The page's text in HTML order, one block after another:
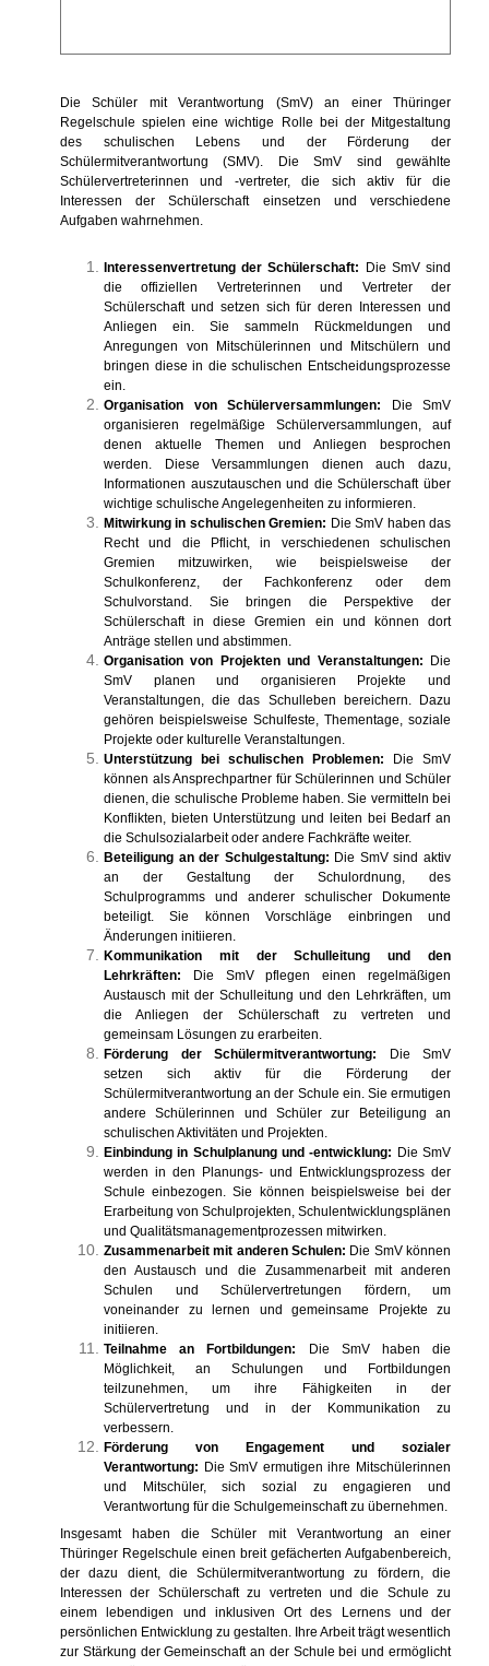
Die Schüler mit Verantwortung (SmV) an einer Thüringer
Regelschule spielen eine wichtige Rolle bei der Mitgestaltung
des schulischen Lebens und der Förderung der
Schülermitverantwortung (SMV). Die SmV sind gewählte
Schülervertreterinnen und -vertreter, die sich aktiv für die
Interessen der Schülerschaft einsetzen und verschiedene
Aufgaben wahrnehmen.
Interessenvertretung der Schülerschaft:
Die SmV sind
die offiziellen Vertreterinnen und Vertreter der
Schülerschaft und setzen sich für deren Interessen und
Anliegen ein. Sie sammeln Rückmeldungen und
Anregungen von Mitschülerinnen und Mitschülern und
bringen diese in die schulischen Entscheidungsprozesse
ein.
Organisation von Schülerversammlungen: Die SmV
organisieren regelmäßige Schülerversammlungen, auf
denen aktuelle Themen und Anliegen besprochen
werden. Diese Versammlungen dienen auch dazu,
Informationen auszutauschen und die Schülerschaft über
wichtige schulische Angelegenheiten zu informieren.
Mitwirkung in schulischen Gremien: Die SmV haben das
Recht und die Pflicht, in verschiedenen schulischen
Gremien mitzuwirken, wie beispielsweise der
Schulkonferenz, der Fachkonferenz oder dem
Schulvorstand. Sie bringen die Perspektive der
Schülerschaft in diese Gremien ein und können dort
Anträge stellen und abstimmen.
Organisation von Projekten und Veranstaltungen: Die
SmV planen und organisieren Projekte und
Veranstaltungen, die das Schulleben bereichern. Dazu
gehören beispielsweise Schulfeste, Thementage, soziale
Projekte oder kulturelle Veranstaltungen.
Unterstützung bei schulischen Problemen: Die SmV
können als Ansprechpartner für Schülerinnen und Schüler
dienen, die schulische Probleme haben. Sie vermitteln bei
Konflikten, bieten Unterstützung und leiten bei Bedarf an
die Schulsozialarbeit oder andere Fachkräfte weiter.
Beteiligung an der Schulgestaltung: Die SmV sind aktiv
an der Gestaltung der Schulordnung, des
Schulprogramms und anderer schulischer Dokumente
beteiligt. Sie können Vorschläge einbringen und
Änderungen initiieren.
Kommunikation mit der Schulleitung und den
Lehrkräften: Die SmV pflegen einen regelmäßigen
Austausch mit der Schulleitung und den Lehrkräften, um
die Anliegen der Schülerschaft zu vertreten und
gemeinsam Lösungen zu erarbeiten.
Förderung der Schülermitverantwortung: Die SmV
setzen sich aktiv für die Förderung der
Schülermitverantwortung an der Schule ein. Sie ermutigen
andere Schülerinnen und Schüler zur Beteiligung an
schulischen Aktivitäten und Projekten.
Einbindung in Schulplanung und -entwicklung: Die SmV
werden in den Planungs- und Entwicklungsprozess der
Schule einbezogen. Sie können beispielsweise bei der
Erarbeitung von Schulprojekten, Schulentwicklungsplänen
und Qualitätsmanagementprozessen mitwirken.
Zusammenarbeit mit anderen Schulen: Die SmV können
den Austausch und die Zusammenarbeit mit anderen
Schulen und Schülervertretungen fördern, um
voneinander zu lernen und gemeinsame Projekte zu
initiieren.
Teilnahme an Fortbildungen: Die SmV haben die
Möglichkeit, an Schulungen und Fortbildungen
teilzunehmen, um ihre Fähigkeiten in der
Schülervertretung und in der Kommunikation zu
verbessern.
Förderung von Engagement und sozialer
Verantwortung: Die SmV ermutigen ihre Mitschülerinnen
und Mitschüler, sich sozial zu engagieren und
Verantwortung für die Schulgemeinschaft zu übernehmen.
Insgesamt haben die Schüler mit Verantwortung an einer
Thüringer Regelschule einen breit gefächerten Aufgabenbereich,
der dazu dient, die Schülermitverantwortung zu fördern, die
Interessen der Schülerschaft zu vertreten und die Schule zu
einem lebendigen und inklusiven Ort des Lernens und der
persönlichen Entwicklung zu gestalten. Ihre Arbeit trägt wesentlich
zur Stärkung der Gemeinschaft an der Schule bei und ermöglicht